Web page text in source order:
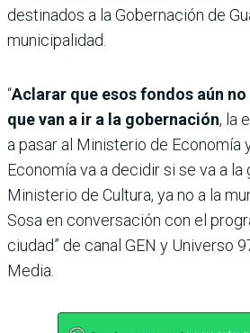
destinados a la Gobernación de
municipalidad.
“Aclarar que esos fondos aún
que van a ir a la gobernación, la
a pasar al Ministerio de Economía
Economía va a decidir si se va a la
Ministerio de Cultura, ya no a la
Sosa en conversación con el
ciudad” de canal GEN y Universo
Media.